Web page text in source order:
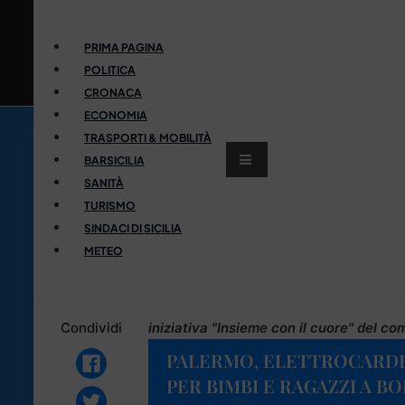
PRIMA PAGINA
POLITICA
CRONACA
ECONOMIA
TRASPORTI & MOBILITÀ
BARSICILIA
SANITÀ
TURISMO
SINDACI DI SICILIA
METEO
Condividi iniziativa "Insieme con il cuore" del
PALERMO,
PER BIMBI E RAGAZZI A